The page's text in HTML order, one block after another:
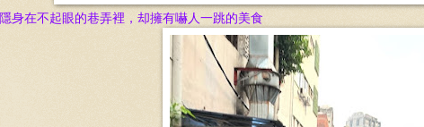
隱身在不起眼的巷弄裡，却擁有嚇人一跳的美食